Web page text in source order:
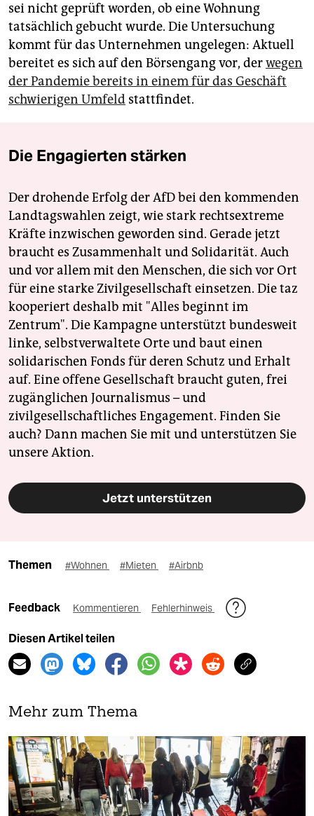
sei nicht geprüft worden, ob eine Wohnung
tatsächlich gebucht wurde. Die Untersuchung
kommt für das Unternehmen ungelegen: Aktuell
bereitet es sich auf den Börsengang vor, derwegen
der Pandemie bereits in einem für das Geschäft
schwierigen Umfeld stattfindet.
Die Engagierten stärken
Der drohende Erfolg der AfD bei den kommenden
Landtagswahlen zeigt, wie stark rechtsextreme
Kräfte inzwischen geworden sind. Gerade jetzt
braucht es Zusammenhalt und Solidarität. Auch
und vor allem mit den Menschen, die sich vor Ort
für eine starke Zivilgesellschaft einsetzen. Die taz
kooperiert deshalb mit "Alles beginnt im
Zentrum". Die Kampagne unterstützt bundesweit
linke, selbstverwaltete Orte und baut einen
solidarischen Fonds für deren Schutz und Erhalt
auf. Eine offene Gesellschaft braucht guten, frei
zugänglichen Journalismus – und
zivilgesellschaftliches Engagement. Finden Sie
auch? Dann machen Sie mit und unterstützen Sie
unsere Aktion.
Jetzt unterstützen
Themen #Wohnen #Mieten #Airbnb
Feedback Kommentieren Fehlerhinweis
Diesen Artikel teilen
Mehr zum Thema